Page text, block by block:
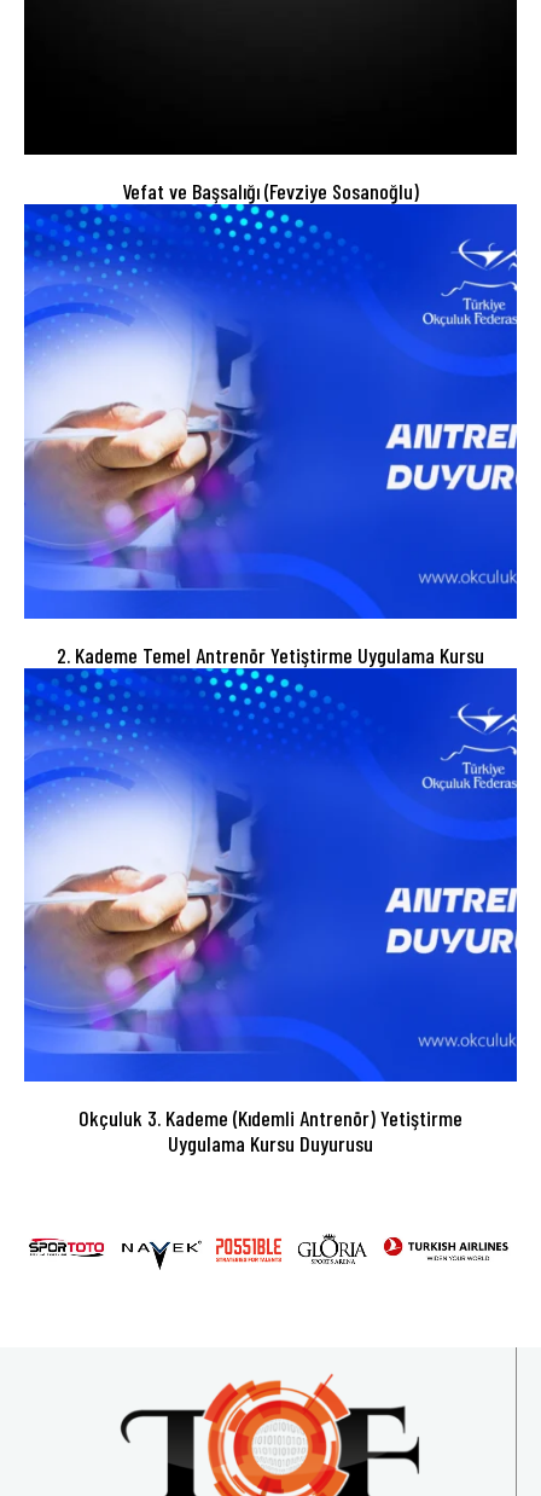
Vefat ve Başsalığı (Fevziye Sosanoğlu)
2. Kademe Temel Antrenör Yetiştirme Uygulama Kursu
Okçuluk 3. Kademe (Kıdemli Antrenör) Yetiştirme
Uygulama Kursu Duyurusu